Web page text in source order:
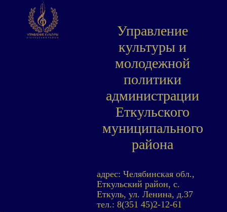
Управление
культуры и
молодежной
политики
администрации
Еткульского
муниципального
района
адрес: Челябинская обл.,
Еткульский район, с.
Еткуль, ул. Ленина, д.37
тел.: 8(351 45)2-12-61